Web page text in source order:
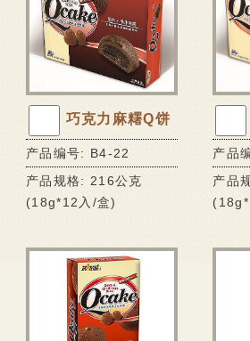
会员专区
线上购物
联络我们
鲜果冻系列
可口酥饼系列
香脆蛋卷系列
Q软麻糬系列
风味麻糬饼系列
巧克力披覆系列
传统糕饼系列
超市专区
能量棒系列
巧克力麻糬Q饼
产品编号: B4-22
产品规格: 216公克
(18g*12入/盒)
产品
产品